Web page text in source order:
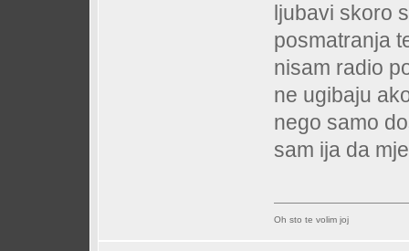
ljubavi skoro
posmatranja
nisam radio
ne ugibaju
nego samo
sam ija da
Oh sto te volim joj